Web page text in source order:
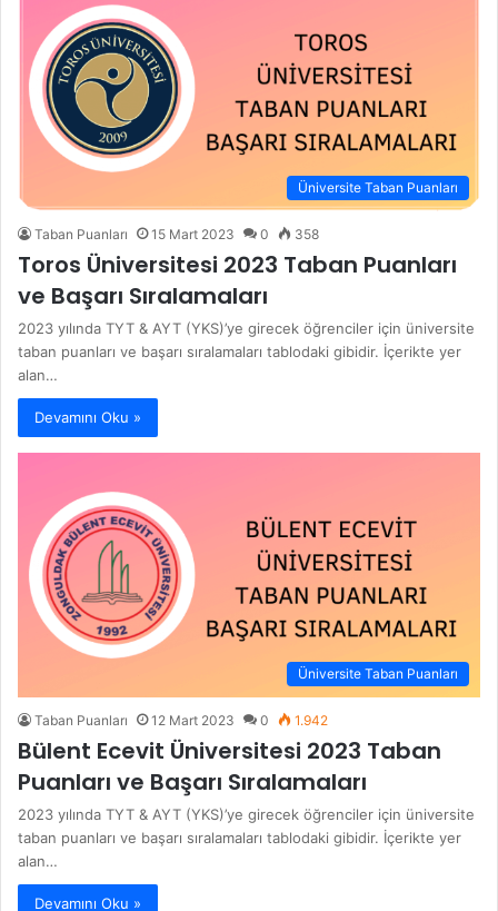
Üniversite Taban Puanları
Taban Puanları 15 Mart 2023 0 358
Toros Üniversitesi 2023 Taban Puanları
ve Başarı Sıralamaları
2023 yılında TYT & AYT (YKS)’ye girecek öğrenciler için üniversite
taban puanları ve başarı sıralamaları tablodaki gibidir. İçerikte yer
alan…
Devamını Oku »
Üniversite Taban Puanları
Taban Puanları 12 Mart 2023 0 1.942
Bülent Ecevit Üniversitesi 2023 Taban
Puanları ve Başarı Sıralamaları
2023 yılında TYT & AYT (YKS)’ye girecek öğrenciler için üniversite
taban puanları ve başarı sıralamaları tablodaki gibidir. İçerikte yer
alan…
Devamını Oku »